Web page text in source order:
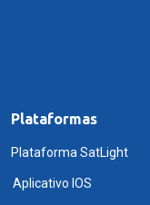
Plataformas
Plataforma SatLight
Aplicativo IOS